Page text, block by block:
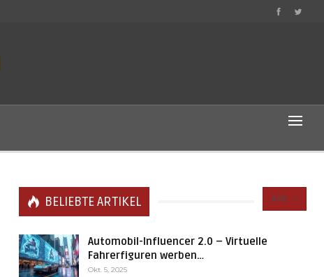
Alle
BELIEBTE ARTIKEL
Automobil-Influencer 2.0 – Virtuelle
Fahrerfiguren werben…
Okt. 5, 2025